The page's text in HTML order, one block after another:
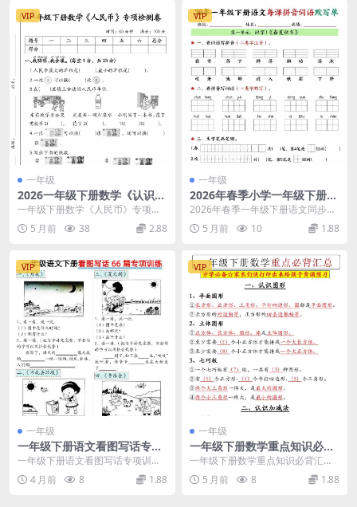
VIP
一年级
2026一年级下册数学《认识人
民币》专项检测卷及测试题电
一年级下册数学《人民币》专项检
测卷：掌握生活中的数学 各位家长
和同学，学科星今天...
5 月前 38 2.88
VIP
一年级
2026年春季小学一年级下册语
文同步每课拼音词语默写单
（全册36页高清电子版）
2026年春季一年级下册语文同步拼
音词语默写单推荐 亲爱的家长和同
学们，学科星为...
5 月前 10 1.88
VIP
一年级
一年级下册语文看图写话专项
训练66篇：提升写作基础的同
一年级下册语文看图写话专项训
练：打好写作第一步 看图写话是一
年级语文学习中的重难...
4 月前 8 1.88
VIP
一年级
一年级下册数学重点知识必背
汇总（核心考点与常用公式手
一年级下册数学重点知识必背汇总
详情 为了帮助低年级小朋友夯实数
学根基，我们特别整...
5 月前 8 1.88